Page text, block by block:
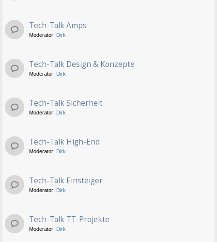
Tech-Talk Amps
Moderator: Dirk
Tech-Talk Design & Konzepte
Moderator: Dirk
Tech-Talk Sicherheit
Moderator: Dirk
Tech-Talk High-End
Moderator: Dirk
Tech-Talk Einsteiger
Moderator: Dirk
Tech-Talk TT-Projekte
Moderator: Dirk